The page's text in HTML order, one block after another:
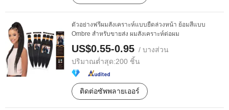
ตัวอย่างฟรีผมสังเคราะห์แบบยืดล่วงหน้า ย้อมสีแบบ
Ombre สำหรับขายส่ง ผมสังเคราะห์ต่อผม
US$0.55-0.95 / บางส่วน
ปริมาณต่ำสุด:200 ชิ้น
ติดต่อซัพพลายเออร์